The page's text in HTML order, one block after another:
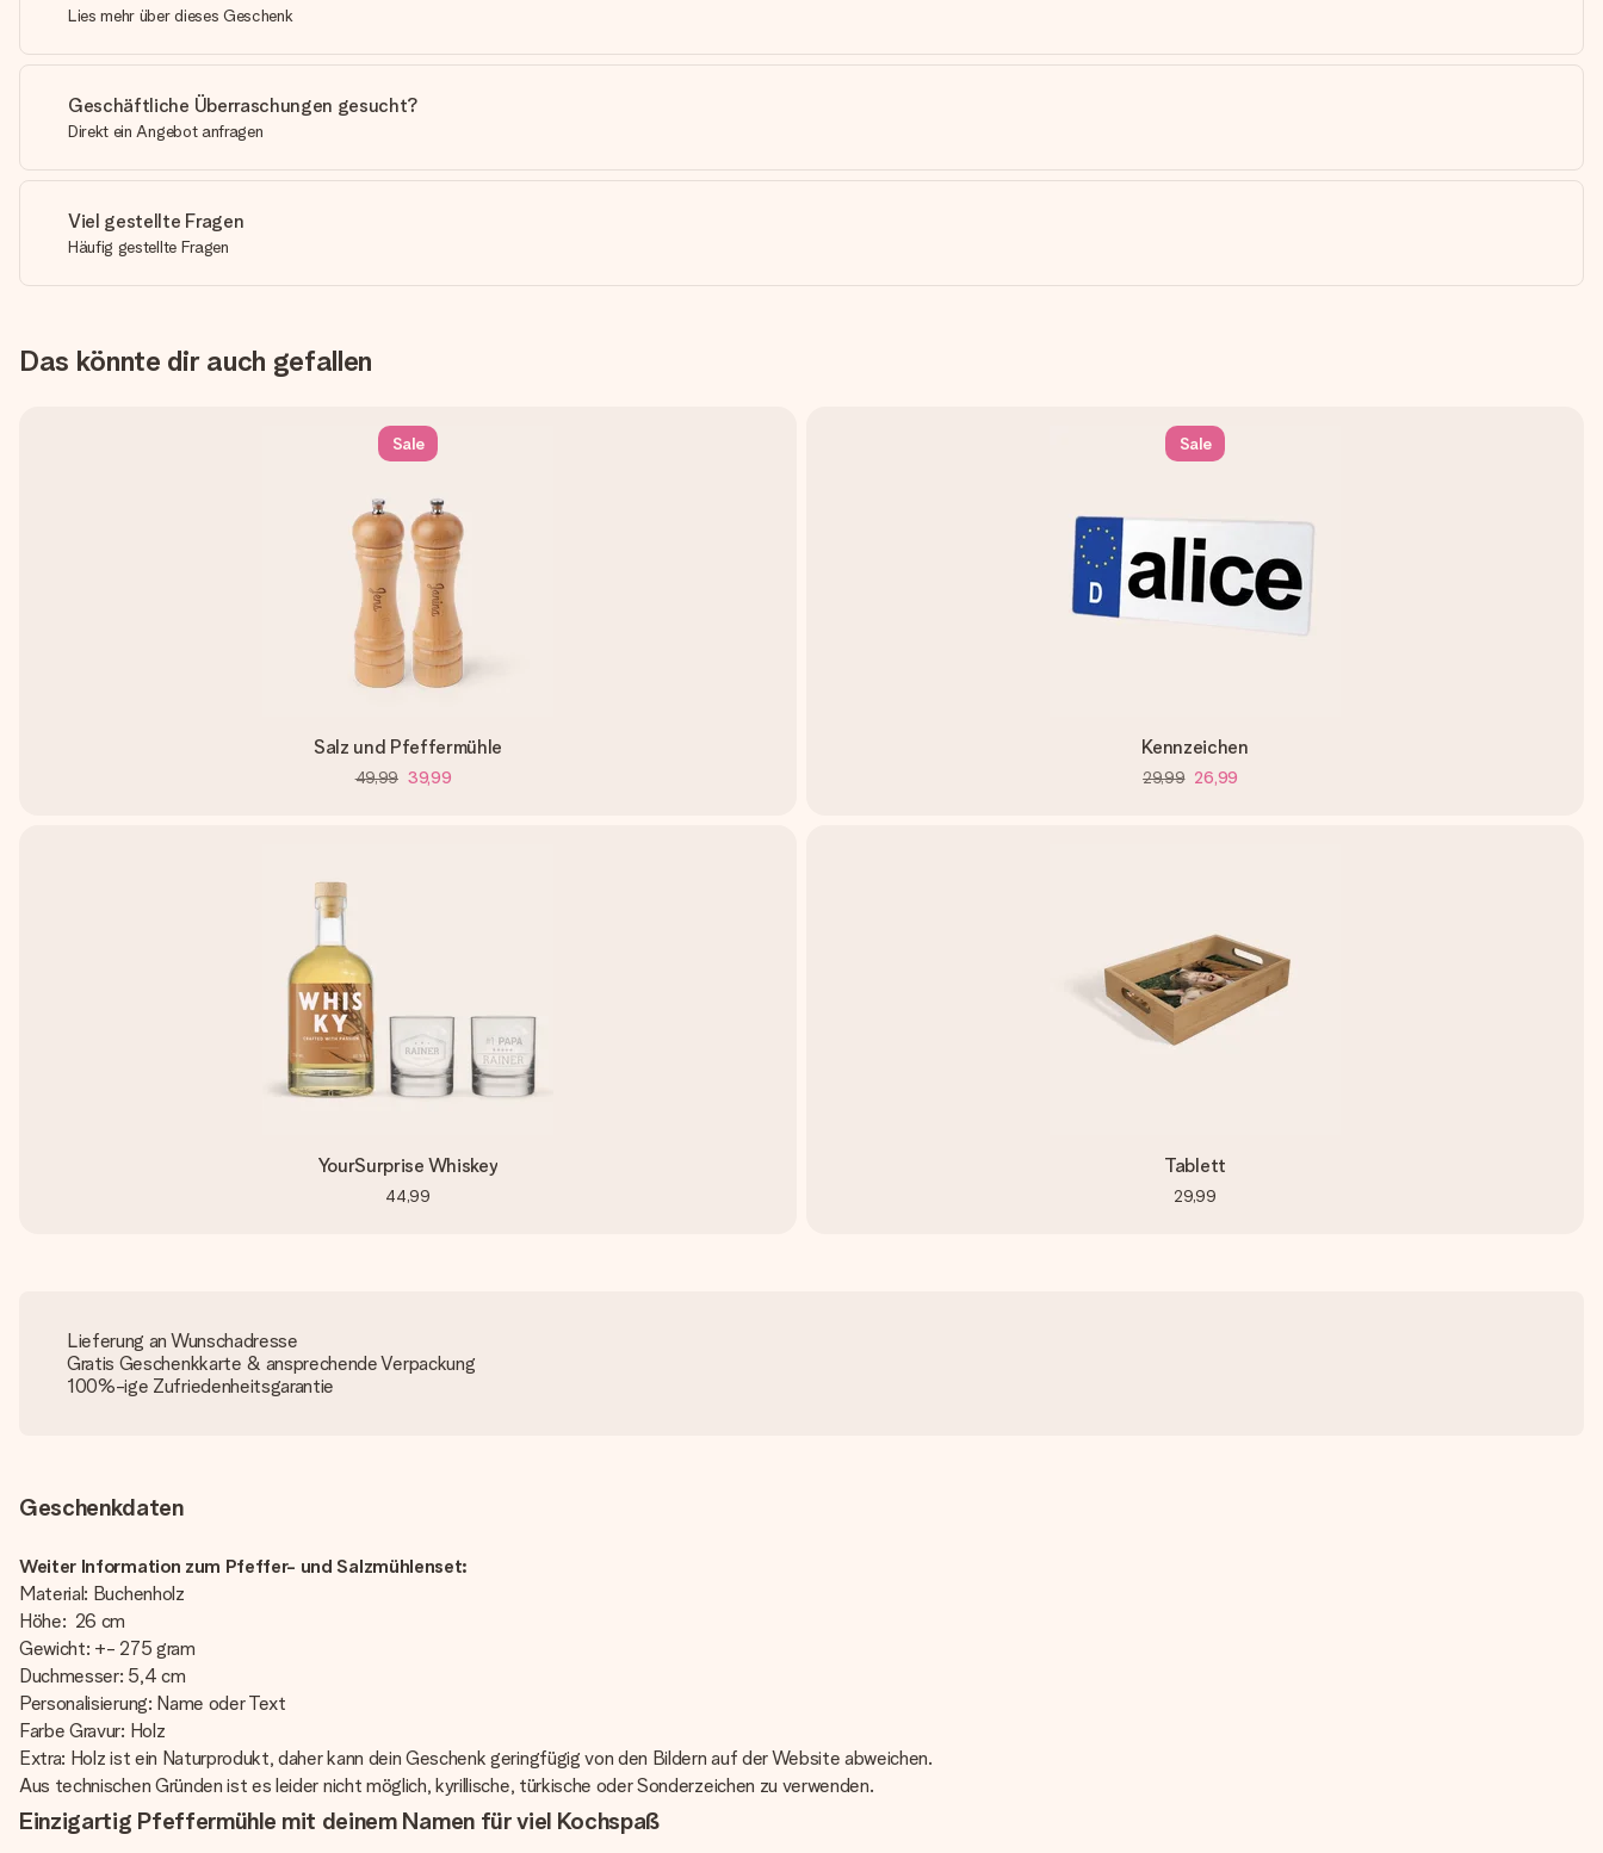
Lies mehr über dieses Geschenk
Geschäftliche Überraschungen gesucht?
Direkt ein Angebot anfragen
Viel gestellte Fragen
Häufig gestellte Fragen
Das könnte dir auch gefallen
Sale
Salz und Pfeffermühle
49,99 39,99
Sale
Kennzeichen
29,99 26,99
YourSurprise Whiskey
44,99
Tablett
29,99
Lieferung an Wunschadresse
Gratis Geschenkkarte & ansprechende Verpackung
100%-ige Zufriedenheitsgarantie
Geschenkdaten
Weiter Information zum Pfeffer- und Salzmühlenset:
Material: Buchenholz
Höhe: 26 cm
Gewicht: +- 275 gram
Duchmesser: 5,4 cm
Personalisierung: Name oder Text
Farbe Gravur: Holz
Extra: Holz ist ein Naturprodukt, daher kann dein Geschenk geringfügig von den Bildern auf der Website abweichen.
Aus technischen Gründen ist es leider nicht möglich, kyrillische, türkische oder Sonderzeichen zu verwenden.
Einzigartig Pfeffermühle mit deinem Namen für viel Kochspaß